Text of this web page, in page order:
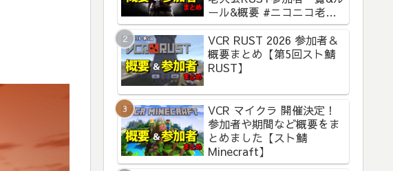
ール&概要 #ニコニコ老人
会RUST
VCR RUST 2026 参加者＆
概要まとめ【第5回スト鯖
RUST】
VCR マイクラ 開催決定！
参加者や期間など概要をま
とめました【スト鯖
Minecraft】